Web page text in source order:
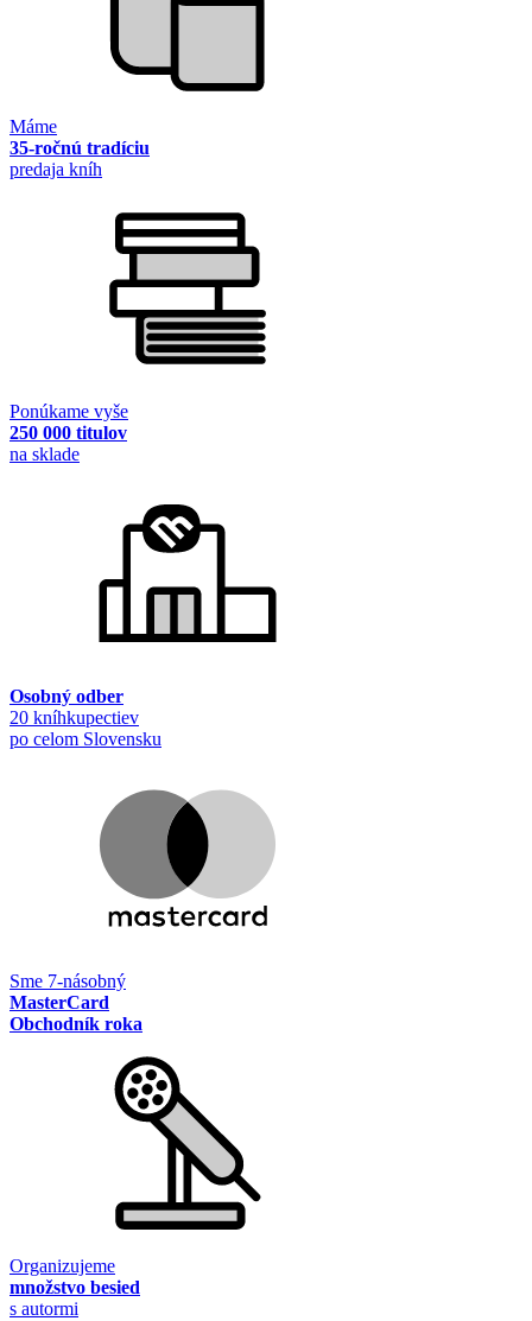
Máme
35-ročnú tradíciu
predaja kníh
Ponúkame vyše
250 000 titulov
na sklade
Osobný odber
20 kníhkupectiev
po celom Slovensku
Sme 7-násobný
MasterCard
Obchodník roka
Organizujeme
množstvo besied
s autormi